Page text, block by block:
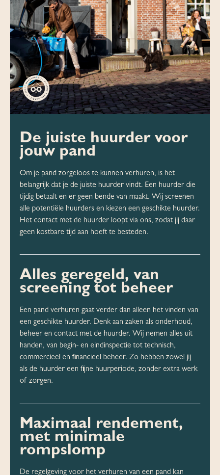
De juiste huurder voor
jouw pand
Om je pand zorgeloos te kunnen verhuren, is het
belangrijk dat je de juiste huurder vindt. Een huurder die
tijdig betaalt en er geen bende van maakt. Wij screenen
alle potentiële huurders en kiezen een geschikte huurder.
Het contact met de huurder loopt via ons, zodat jij daar
geen kostbare tijd aan hoeft te besteden.
Alles geregeld, van
screening tot beheer
Een pand verhuren gaat verder dan alleen het vinden van
een geschikte huurder. Denk aan zaken als onderhoud,
beheer en contact met de huurder. Wij nemen alles uit
handen, van begin- en eindinspectie tot technisch,
commercieel en financieel beheer. Zo hebben zowel jij
als de huurder een fijne huurperiode, zonder extra werk
of zorgen.
Maximaal rendement,
met minimale
rompslomp
De regelgeving voor het verhuren van een pand kan